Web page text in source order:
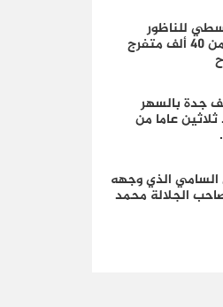
للناظور
يستقطب أكثر من 40 ألف متفرج
جدة بالسهر
عاما من
السامي الذي وجهه
الجلالة محمد